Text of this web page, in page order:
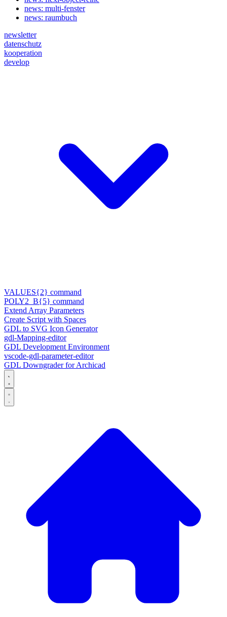
news: multi-fenster
news: raumbuch
newsletter
datenschutz
kooperation
develop
VALUES{2} command
POLY2_B{5} command
Extend Array Parameters
Create Script with Spaces
GDL to SVG Icon Generator
gdl-Mapping-editor
GDL Development Environment
vscode-gdl-parameter-editor
GDL Downgrader for Archicad